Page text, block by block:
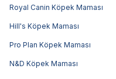
Royal Canin Köpek Maması
Hill's Köpek Maması
Pro Plan Köpek Maması
N&D Köpek Maması